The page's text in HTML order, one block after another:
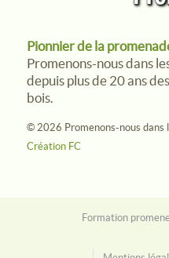
Pionnier de la
Promenons-nous dans
depuis plus de 20 ans
bois.
© 2026 Promenons-nous dans
Création FC
Formation